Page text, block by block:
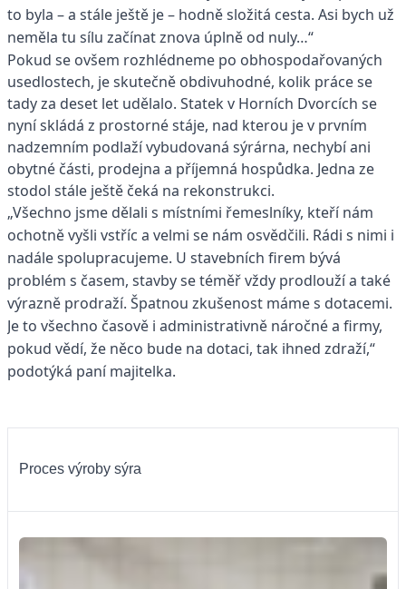
to byla – a stále ještě je – hodně složitá cesta. Asi bych už
neměla tu sílu začínat znova úplně od nuly…“
Pokud se ovšem rozhlédneme po obhospodařovaných
usedlostech, je skutečně obdivuhodné, kolik práce se
tady za deset let udělalo. Statek v Horních Dvorcích se
nyní skládá z prostorné stáje, nad kterou je v prvním
nadzemním podlaží vybudovaná sýrárna, nechybí ani
obytné části, prodejna a příjemná hospůdka. Jedna ze
stodol stále ještě čeká na rekonstrukci.
„Všechno jsme dělali s místními řemeslníky, kteří nám
ochotně vyšli vstříc a velmi se nám osvědčili. Rádi s nimi i
nadále spolupracujeme. U stavebních firem bývá
problém s časem, stavby se téměř vždy prodlouží a také
výrazně prodraží. Špatnou zkušenost máme s dotacemi.
Je to všechno časově i administrativně náročné a firmy,
pokud vědí, že něco bude na dotaci, tak ihned zdraží,“
podotýká paní majitelka.
Proces výroby sýra